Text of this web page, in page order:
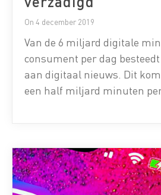
On 4 december 2019
Van de 6 miljard digitale
consument per dag
aan digitaal nieuws. Dit
een half miljard minuten
onder 3.600 Nederlanders.